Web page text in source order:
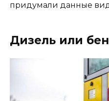
придумали данные
Дизель или